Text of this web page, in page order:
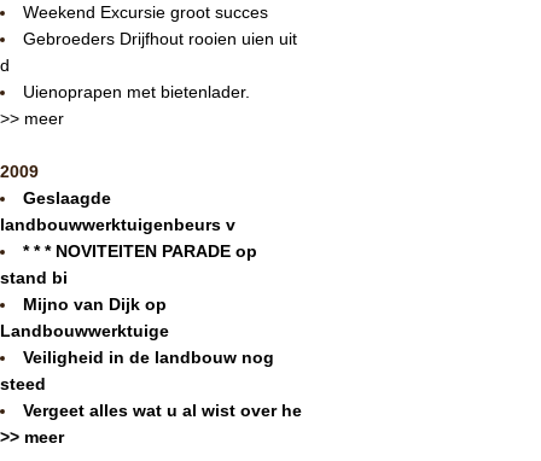
Weekend Excursie groot succes
Gebroeders Drijfhout rooien uien uit
d
Uienoprapen met bietenlader.
>> meer
2009
Geslaagde
landbouwwerktuigenbeurs v
* * * NOVITEITEN PARADE op
stand bi
Mijno van Dijk op
Landbouwwerktuige
Veiligheid in de landbouw nog
steed
Vergeet alles wat u al wist over he
>> meer